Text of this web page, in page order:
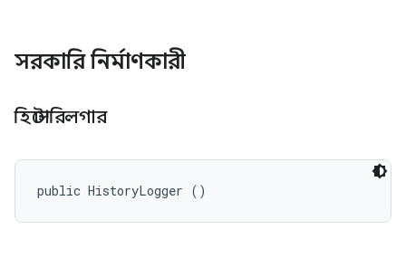
সরকারি নির্মাণকারী
হিস্টোরিলগার
public HistoryLogger ()